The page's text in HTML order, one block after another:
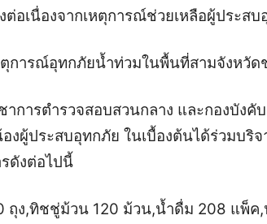
ต่อเนื่องจากเหตุการณ์ช่วยเหลือผู้ประส
ตุการณ์อุทกภัยน้ำท่วมในพื้นที่สามจังหวั
การตำรวจสอบสวนกลาง และกองบังคั
งผู้ประสบอุทกภัย ในเบื้องต้นได้ร่วมบริ
ดังต่อไปนี้
ถุง,ทิชชู่ม้วน 120 ม้วน,น้ำดื่ม 208 แพ็ค,